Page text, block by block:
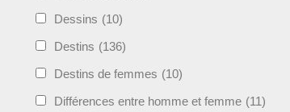
Dessins (10)
Destins (136)
Destins de femmes (10)
Différences entre homme et femme (11)